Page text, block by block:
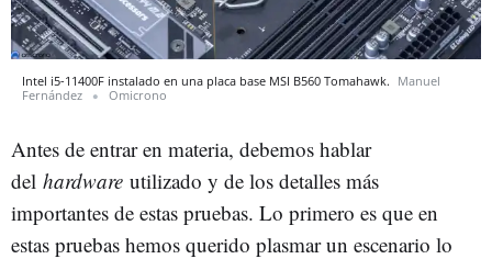
Intel i5-11400F instalado en una placa base MSI B560 Tomahawk. Manuel
Fernández
Omicrono
Antes de entrar en materia, debemos hablar
del hardware utilizado y de los detalles más
importantes de estas pruebas. Lo primero es que en
estas pruebas hemos querido plasmar un escenario lo